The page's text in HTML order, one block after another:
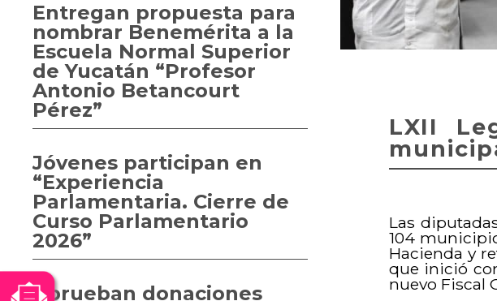
LXII
Las
104
Hacienda y
que inició
nuevo Fiscal
Entregan propuesta para
nombrar Benemérita a la
Escuela Normal Superior
de Yucatán “Profesor
Antonio Betancourt
Pérez”
Jóvenes participan en
“Experiencia
Parlamentaria. Cierre de
Curso Parlamentario
2026”
Aprueban donaciones